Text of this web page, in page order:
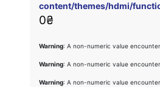
content/themes/hdmi/
0₴
Warning: A non-numeric value
Warning: A non-numeric value
Warning: A non-numeric value